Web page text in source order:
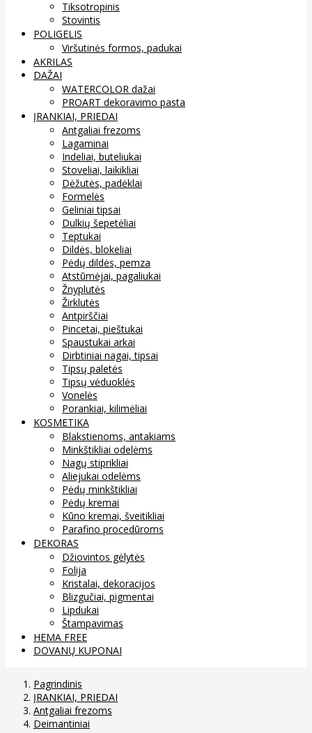
Tiksotropinis
Stovintis
POLIGELIS
Viršutinės formos, padukai
AKRILAS
DAŽAI
WATERCOLOR dažai
PROART dekoravimo pasta
ĮRANKIAI, PRIEDAI
Antgaliai frezoms
Lagaminai
Indeliai, buteliukai
Stoveliai, laikikliai
Dėžutės, padėklai
Formelės
Geliniai tipsai
Dulkių šepetėliai
Teptukai
Dildės, blokeliai
Pėdų dildės, pemza
Atstūmėjai, pagaliukai
Žnyplutės
Žirklutės
Antpirščiai
Pincetai, pieštukai
Spaustukai arkai
Dirbtiniai nagai, tipsai
Tipsų paletės
Tipsų vėduoklės
Vonelės
Porankiai, kilimėliai
KOSMETIKA
Blakstienoms, antakiams
Minkštikliai odelėms
Nagų stiprikliai
Aliejukai odelėms
Pėdų minkštikliai
Pėdų kremai
Kūno kremai, šveitikliai
Parafino procedūroms
DEKORAS
Džiovintos gėlytės
Folija
Kristalai, dekoracijos
Blizgučiai, pigmentai
Lipdukai
Štampavimas
HEMA FREE
DOVANŲ KUPONAI
Pagrindinis
ĮRANKIAI, PRIEDAI
Antgaliai frezoms
Deimantiniai